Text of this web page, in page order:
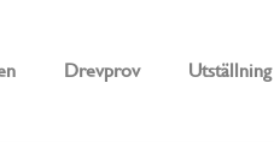
Drevprov Utställning